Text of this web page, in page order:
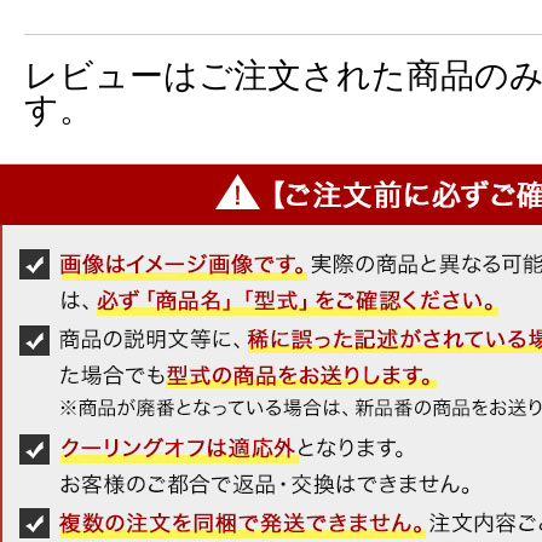
レビューはご注文された商品の
す。